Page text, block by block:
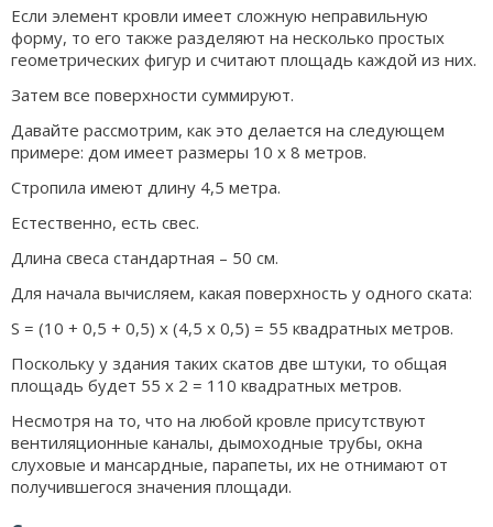
Если элемент кровли имеет сложную неправильную
форму, то его также разделяют на несколько простых
геометрических фигур и считают площадь каждой из них.
Затем все поверхности суммируют.
Давайте рассмотрим, как это делается на следующем
примере: дом имеет размеры 10 х 8 метров.
Стропила имеют длину 4,5 метра.
Естественно, есть свес.
Длина свеса стандартная – 50 см.
Для начала вычисляем, какая поверхность у одного ската:
S = (10 + 0,5 + 0,5) x (4,5 x 0,5) = 55 квадратных метров.
Поскольку у здания таких скатов две штуки, то общая
площадь будет 55 х 2 = 110 квадратных метров.
Несмотря на то, что на любой кровле присутствуют
вентиляционные каналы, дымоходные трубы, окна
слуховые и мансардные, парапеты, их не отнимают от
получившегося значения площади.